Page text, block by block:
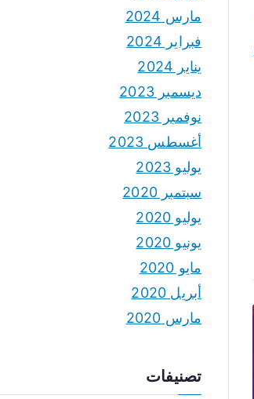
مارس 2024
فبراير 2024
يناير 2024
ديسمبر 2023
نوفمبر 2023
أغسطس 2023
يوليو 2023
سبتمبر 2020
يوليو 2020
يونيو 2020
مايو 2020
أبريل 2020
مارس 2020
تصنيفات